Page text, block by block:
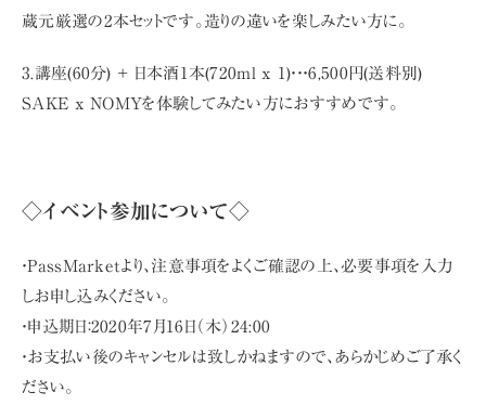
蔵元厳選の2本セットです。造りの違いを楽しみたい方に。
3. 講座(60分) + 日本酒1 本(720ml x 1)・・・6 ,500 円(送料別)
SAKE x NOMYを体験してみたい方におすすめです。
◇イベント参加について◇
・PassMarketより、注意事項をよくご確認の上、必要事項を入力
しお申し込みください。
・申込期日：2020年7月16日（木）24:00
・お支払い後のキャンセルは致しかねますので、あらかじめご了承く
ださい。